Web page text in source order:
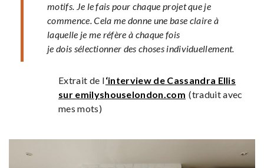
motifs. Je le fais pour chaque projet que je
commence. Cela me donne une base claire à
laquelle je me réfère à chaque fois
je dois sélectionner des choses individuellement.
Extrait de l‘interview de Cassandra Ellis
sur emilyshouselondon.com (traduit avec
mes mots)